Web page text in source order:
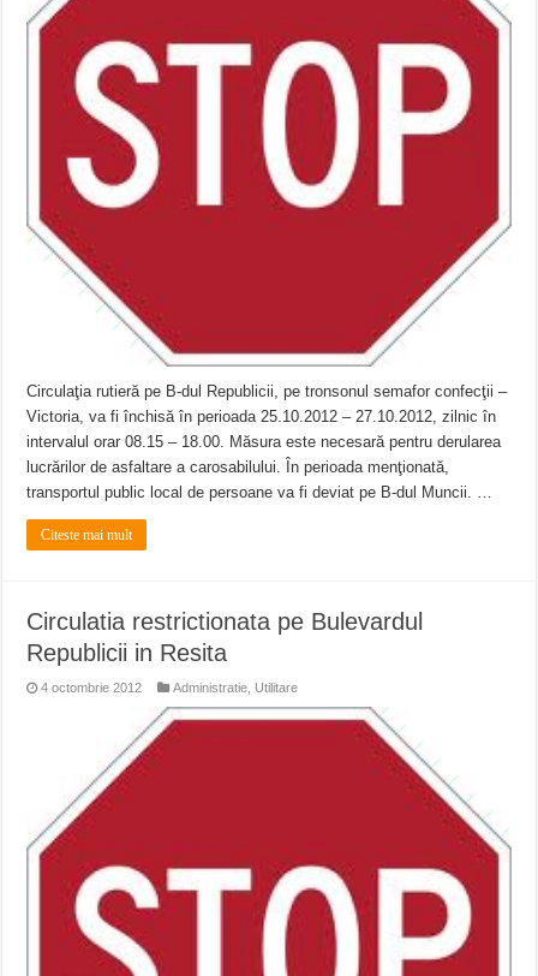
Circulaţia rutieră pe B-dul Republicii, pe tronsonul semafor confecţii –
Victoria, va fi închisă în perioada 25.10.2012 – 27.10.2012, zilnic în
intervalul orar 08.15 – 18.00. Măsura este necesară pentru derularea
lucrărilor de asfaltare a carosabilului. În perioada menţionată,
transportul public local de persoane va fi deviat pe B-dul Muncii. …
Citeste mai mult
Circulatia restrictionata pe Bulevardul
Republicii in Resita
4 octombrie 2012 Administratie, Utilitare